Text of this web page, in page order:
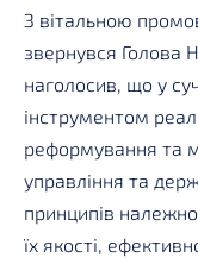
З вітальною
звернувся Голова
наголосив, що у
інструментом
реформування та
управління та
принципів
їх якості,